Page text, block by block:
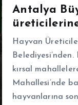
Antalya
Hayvan
kırsal
Mahallesi’nde
hayvanlarına